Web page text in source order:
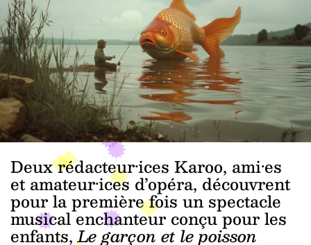
Deux rédacteur·ices Karoo, ami·es
et amateur·ices d’opéra, découvrent
pour la première fois un spectacle
musical enchanteur conçu pour les
enfants,Le garçon et le poisson